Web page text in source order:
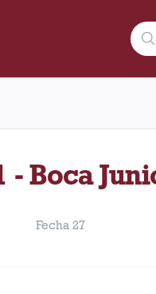
1 de noviembre
- Boca
Fecha 27